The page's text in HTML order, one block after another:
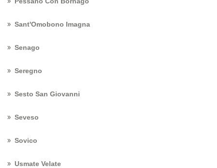
Sant'Omobono Imagna
Senago
Seregno
Sesto San Giovanni
Seveso
Sovico
Usmate Velate